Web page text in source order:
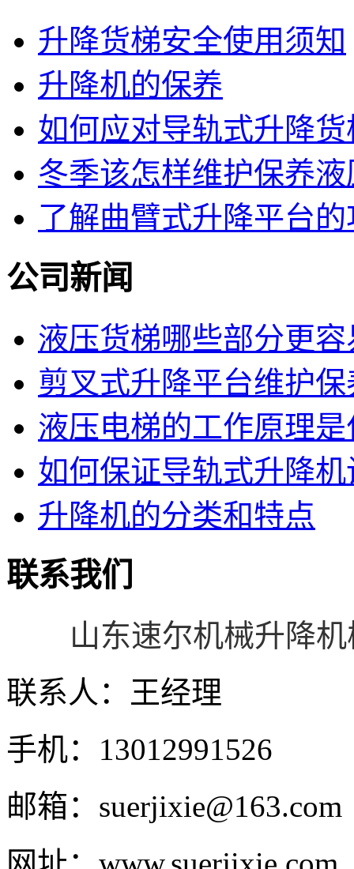
升降货梯安全使用须知
升降机的保养
如何应对导轨式升降
冬季该怎样维护保养
了解曲臂式升降平台
公司新闻
液压货梯哪些部分更
剪叉式升降平台维护
液压电梯的工作原理是
如何保证导轨式升降
升降机的分类和特点
联系我们
山东速尔机械升降
联系人：王经理
手机：13012991526
邮箱：suerjixie@163.com